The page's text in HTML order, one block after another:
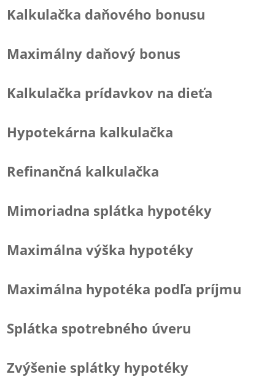
Kalkulačka daňového bonusu
Maximálny daňový bonus
Kalkulačka prídavkov na dieťa
Hypotekárna kalkulačka
Refinančná kalkulačka
Mimoriadna splátka hypotéky
Maximálna výška hypotéky
Maximálna hypotéka podľa príjmu
Splátka spotrebného úveru
Zvýšenie splátky hypotéky